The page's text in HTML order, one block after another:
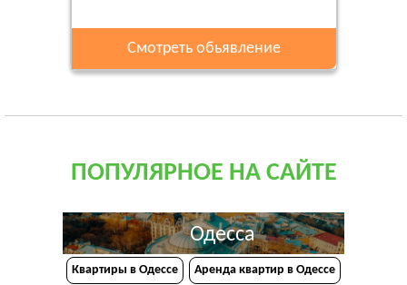
Смотреть обьявление
ПОПУЛЯРНОЕ НА САЙТЕ
Одесса
Квартиры в Одессе Аренда квартир в Одессе